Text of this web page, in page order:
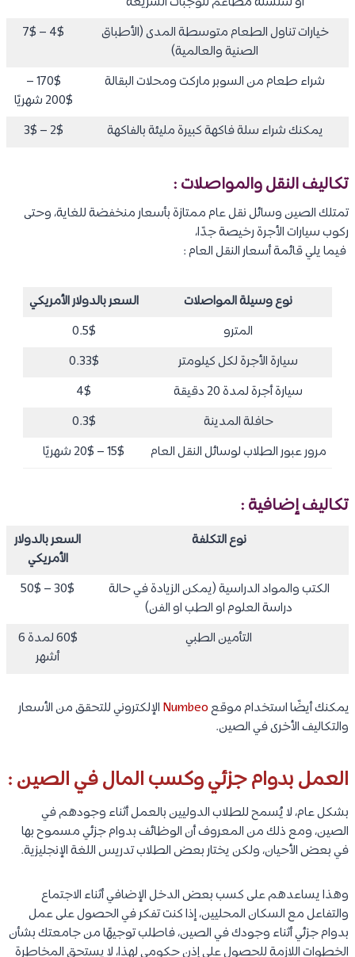
خيارات تناول الطعام متوسطة المدى (الأطباق
الصنية والعالمية)
4$ – 7$
شراء طعام من السوبر ماركت ومحلات البقالة
170$ –
200$ شهريًا
يمكنك شراء سلة فاكهة كبيرة مليئة بالفاكهة
2$ – 3$
تكاليف النقل والمواصلات :
تمتلك الصين وسائل نقل عام ممتازة بأسعار منخفضة للغاية، وحتى
ركوب سيارات الأجرة رخيصة جدًا،
فيما يلي قائمة أسعار النقل العام :
نوع وسيلة المواصلات
السعر بالدولار الأمريكي
المترو
0.5$
سيارة الأجرة لكل كيلومتر
0.33$
سيارة أجرة لمدة 20 دقيقة
4$
حافلة المدينة
0.3$
مرور عبور الطلاب لوسائل النقل العام
15$ – 20$ شهريًا
تكاليف إضافية :
نوع التكلفة
السعر بالدولار
الأمريكي
الكتب والمواد الدراسية (يمكن الزيادة في حالة
دراسة العلوم او الطب او الفن)
30$ – 50$
التأمين الطبي
60$ لمدة 6
أشهر
يمكنك أيضًا استخدام موقعNumbeo الإلكتروني للتحقق من الأسعار
والتكاليف الأخرى في الصين.
العمل بدوام جزئي وكسب المال في الصين :
بشكل عام، لا يُسمح للطلاب الدوليين بالعمل أثناء وجودهم في
الصين، ومع ذلك من المعروف أن الوظائف بدوام جزئي مسموح بها
في بعض الأحيان، ولكن يختار بعض الطلاب تدريس اللغة الإنجليزية.
وهذا يساعدهم على كسب بعض الدخل الإضافي أثناء الاجتماع
والتفاعل مع السكان المحليين، إذا كنت تفكر في الحصول على عمل
بدوام جزئي أثناء وجودك في الصين، فاطلب توجيهًا من جامعتك بشأن
الخطوات اللازمة للحصول على إذن حكومي لهذا، لا يستحق المخاطرة